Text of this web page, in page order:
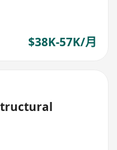
$38K-57K/月